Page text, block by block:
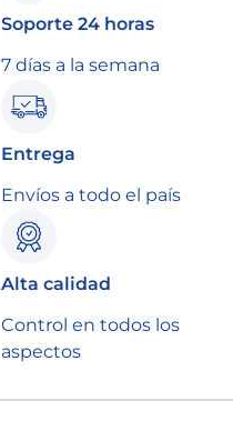
Soporte 24 horas
7 días a la semana
Entrega
Envíos a todo el país
Alta calidad
Control en todos los
aspectos